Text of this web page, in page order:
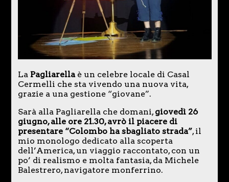
LaPagliarella è un celebre locale di Casal
Cermelli che sta vivendo una nuova vita,
grazie a una gestione “giovane”.
Sarà alla Pagliarella che domani,giovedì 26
giugno, alle ore 21.30, avrò il piacere di
presentare “Colombo ha sbagliato strada”, il
mio monologo dedicato alla scoperta
dell’America, un viaggio raccontato, con un
po’ di realismo e molta fantasia, da Michele
Balestrero, navigatore monferrino.